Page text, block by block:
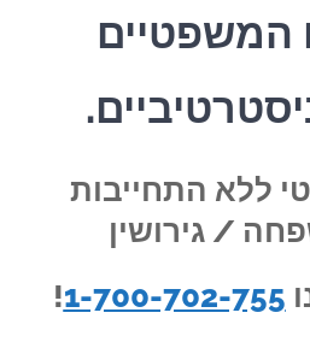
המשפטיים
ללא התחייבות
/ גירושין
1-700-702-755
!